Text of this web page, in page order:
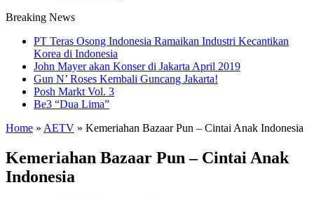
Breaking News
PT Teras Osong Indonesia Ramaikan Industri Kecantikan
Korea di Indonesia
John Mayer akan Konser di Jakarta April 2019
Gun N’ Roses Kembali Guncang Jakarta!
Posh Markt Vol. 3
Be3 “Dua Lima”
Home » AETV » Kemeriahan Bazaar Pun – Cintai Anak Indonesia
Kemeriahan Bazaar Pun – Cintai Anak
Indonesia